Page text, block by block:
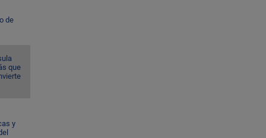
de
que
y